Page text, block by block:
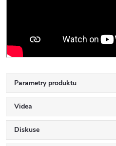
Parametry produktu
Videa
Diskuse